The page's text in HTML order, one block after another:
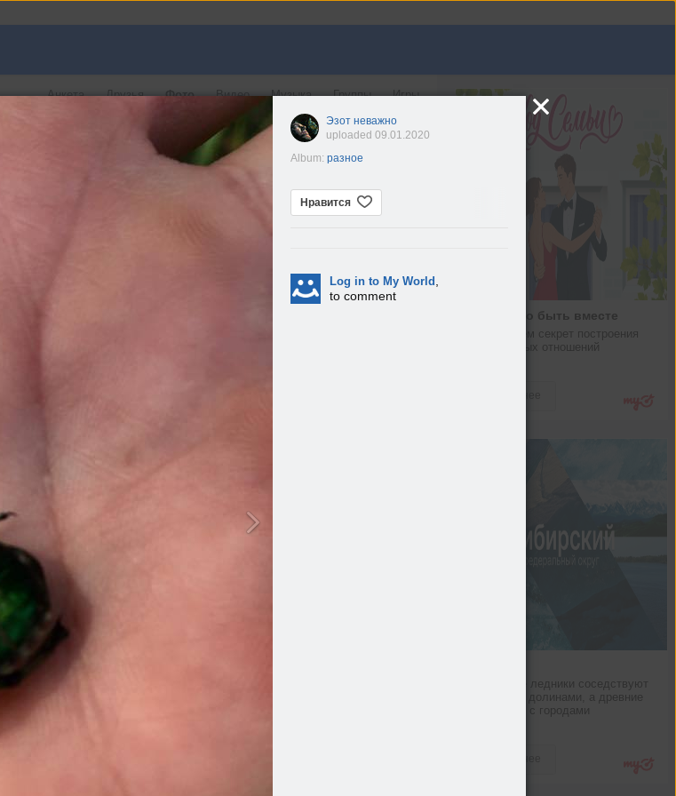
Анкета Друзья Фото Видео Музыка Группы Игры
Искусство быть вместе
Раскрываем секрет построения
гармоничных отношений
Тут горные ледники соседствуют
с речными долинами, а древние
курганы — с городами
Эзот неважно
uploaded 09.01.2020
Album: разное
Нравится
Log in to My World
to comment